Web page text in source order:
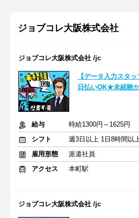
ジョブコレ大阪株式会社
ジョブコレ大阪株式会社 /jc
【データ入力スタ
日払いOK★未経験
給与
時給1300円～1625円
シフト
雇用形態
派遣社員
アクセス
本町駅
ジョブコレ大阪株式会社 /jc